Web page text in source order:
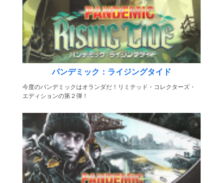
パンデミック：ライジングタイド
今度のパンデミックはオランダだ！リミテッド・コレクターズ・
エディションの第２弾！